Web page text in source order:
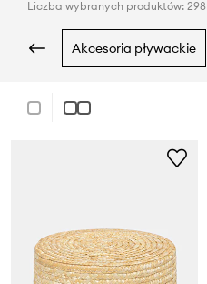
Liczba wybranych produktów: 298
akcesoria pływackie